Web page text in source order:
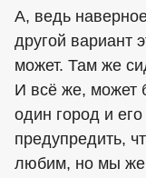
А, ведь
другой вариант
может. Там же
И всё же, может
один город и
предупредить,
любим, но мы же